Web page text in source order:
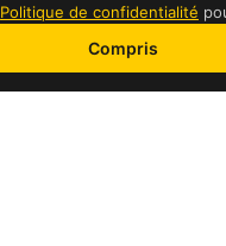
Politique de confidentialité
Compris